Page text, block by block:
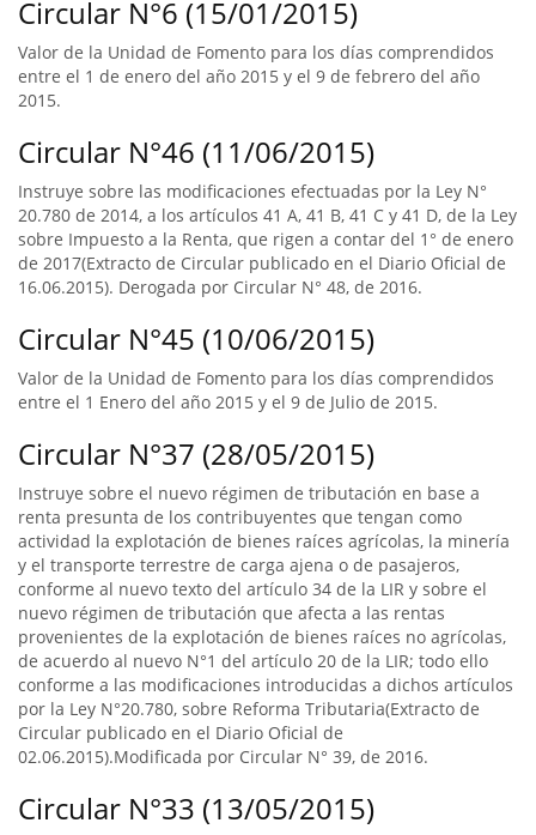
Circular N°6 (15/01/2015)
Valor de la Unidad de Fomento para los días comprendidos
entre el 1 de enero del año 2015 y el 9 de febrero del año
2015.
Circular N°46 (11/06/2015)
Instruye sobre las modificaciones efectuadas por la Ley N°
20.780 de 2014, a los artículos 41 A, 41 B, 41 C y 41 D, de la Ley
sobre Impuesto a la Renta, que rigen a contar del 1° de enero
de 2017(Extracto de Circular publicado en el Diario Oficial de
16.06.2015). Derogada por Circular N° 48, de 2016.
Circular N°45 (10/06/2015)
Valor de la Unidad de Fomento para los días comprendidos
entre el 1 Enero del año 2015 y el 9 de Julio de 2015.
Circular N°37 (28/05/2015)
Instruye sobre el nuevo régimen de tributación en base a
renta presunta de los contribuyentes que tengan como
actividad la explotación de bienes raíces agrícolas, la minería
y el transporte terrestre de carga ajena o de pasajeros,
conforme al nuevo texto del artículo 34 de la LIR y sobre el
nuevo régimen de tributación que afecta a las rentas
provenientes de la explotación de bienes raíces no agrícolas,
de acuerdo al nuevo N°1 del artículo 20 de la LIR; todo ello
conforme a las modificaciones introducidas a dichos artículos
por la Ley N°20.780, sobre Reforma Tributaria(Extracto de
Circular publicado en el Diario Oficial de
02.06.2015).Modificada por Circular N° 39, de 2016.
Circular N°33 (13/05/2015)